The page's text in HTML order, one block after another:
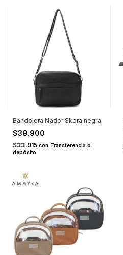
Bandolera Nador Skora negra
$39.900
$33.915 con Transferencia o
depósito